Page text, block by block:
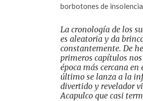
borbotones de
La cronología de los
es aleatoria y da
constantemente. De
primeros capítulos
época más cercana
último se lanza a la
divertido y revelador
Acapulco que casi